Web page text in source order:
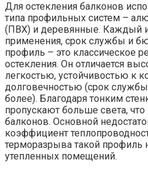
Для остекления балконов
типа профильных систем –
(ПВХ) и деревянные. Каждый
применения, срок службы и
профиль – это классическое
остекления. Он отличается
легкостью, устойчивостью к
долговечностью (срок службы
более). Благодаря тонким
пропускают больше света,
балконов. Основной
коэффициент
терморазрыва такой профиль
утепленных помещений.